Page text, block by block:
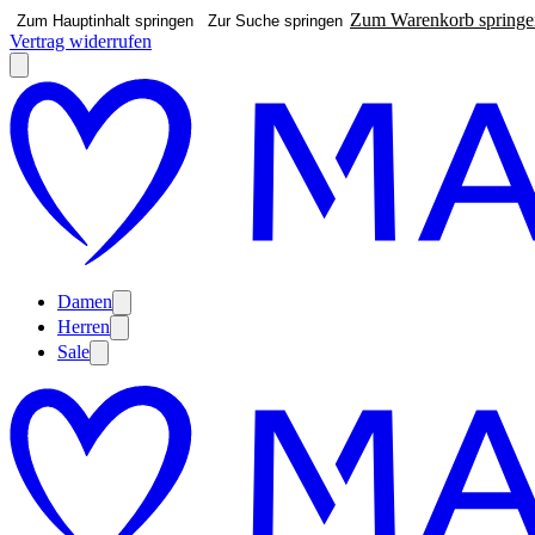
Zum Hauptinhalt springen Zur Suche springen Zum Warenkorb
Vertrag widerrufen
Damen
Herren
Sale